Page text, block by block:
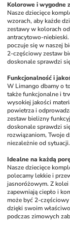
Kolorowe i wygodne
Nasze dziecięce
wzorach, aby każde
zestawy w kolorach
antracytowo-
poczuje się w naszej
2-częściowy zestaw
doskonale sprawdzi
Funkcjonalność i
W Limango dbamy o
także funkcjonalne i
wysokiej jakości
powietrza i
zestaw bielizny
doskonale sprawdzi
rozwiązaniom, Twoje
niezależnie od sytuacji.
Idealne na każdą
Nasze dziecięce
polecamy lekkie i
jasnoróżowym. Z
zapewniają ciepło i
może być 2-
dzięki swoim
podczas zimowych